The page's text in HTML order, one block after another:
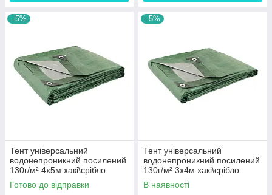
–5%
Тент універсальний
водонепроникний посилений
130г/м² 4х5м хакі\срібло
захист від дощу тарпаулін
(ml-31136)
Готово до відправки
–5%
Тент універсальний
водонепроникний посилений
130г/м² 3х4м хакі\срібло
захист від дощу тарпаулін
(ml-31110)
В наявності